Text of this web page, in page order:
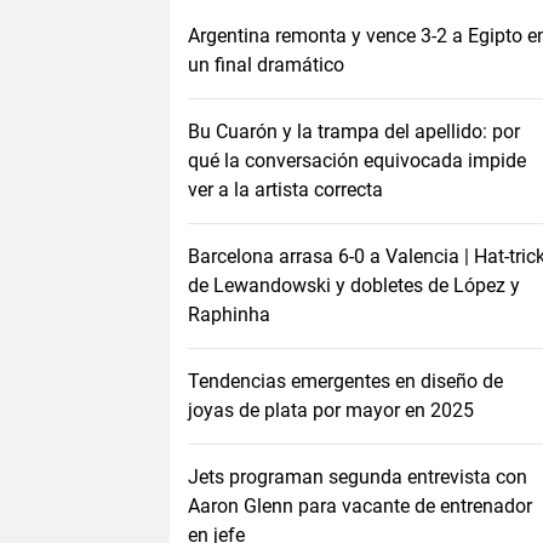
Argentina remonta y vence 3-2 a Egipto
un final dramático
Bu Cuarón y la trampa del apellido: por
qué la conversación equivocada impide
ver a la artista correcta
Barcelona arrasa 6-0 a Valencia | Hat-
de Lewandowski y dobletes de López y
Raphinha
Tendencias emergentes en diseño de
joyas de plata por mayor en 2025
Jets programan segunda entrevista con
Aaron Glenn para vacante de entrenador
en jefe